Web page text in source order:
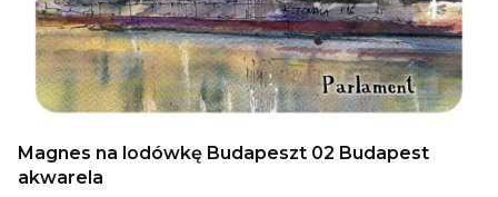
Magnes na lodówkę Budapeszt 02 Budapest
akwarela